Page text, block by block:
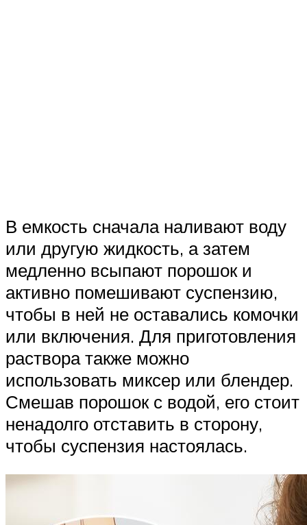
В емкость сначала наливают воду
или другую жидкость, а затем
медленно всыпают порошок и
активно помешивают суспензию,
чтобы в ней не оставались комочки
или включения. Для приготовления
раствора также можно
использовать миксер или блендер.
Смешав порошок с водой, его стоит
ненадолго отставить в сторону,
чтобы суспензия настоялась.